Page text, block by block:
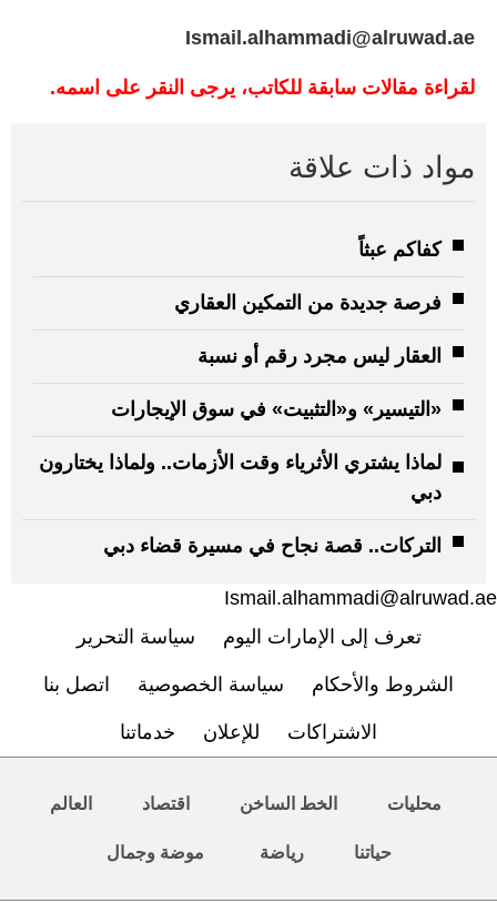
Ismail.alhammadi@alruwad.ae
لقراءة مقالات سابقة للكاتب، يرجى النقر على اسمه.
مواد ذات علاقة
كفاكم عبثاً
فرصة جديدة من التمكين العقاري
العقار ليس مجرد رقم أو نسبة
«التيسير» و«التثبيت» في سوق الإيجارات
لماذا يشتري الأثرياء وقت الأزمات.. ولماذا يختارون
دبي
التركات.. قصة نجاح في مسيرة قضاء دبي
Ismail.alhammadi@alruwad.ae
تعرف إلى الإمارات اليوم
سياسة التحرير
الشروط والأحكام سياسة الخصوصية اتصل بنا
الاشتراكات للإعلان خدماتنا
محليات الخط الساخن اقتصاد العالم
حياتنا رياضة موضة وجمال